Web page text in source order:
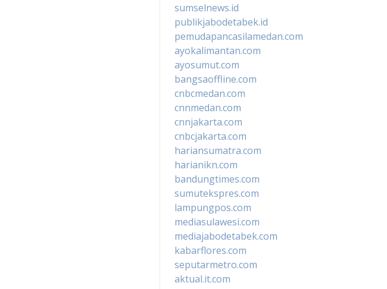
sumselnews.id
publikjabodetabek.id
pemudapancasilamedan.com
ayokalimantan.com
ayosumut.com
bangsaoffline.com
cnbcmedan.com
cnnmedan.com
cnnjakarta.com
cnbcjakarta.com
hariansumatra.com
harianikn.com
bandungtimes.com
sumutekspres.com
lampungpos.com
mediasulawesi.com
mediajabodetabek.com
kabarflores.com
seputarmetro.com
aktual.it.com